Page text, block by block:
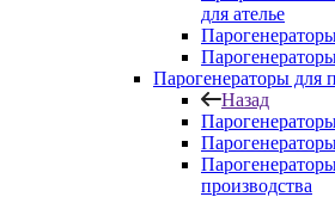
для ателье
Парогенераторы для
Назад
производства